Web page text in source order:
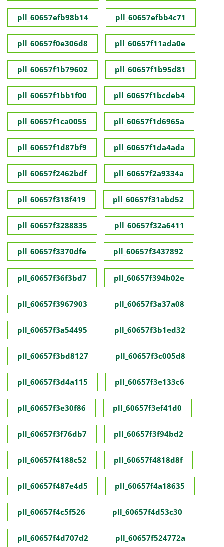
pll_60657efb98b14 pll_60657efbb4c71
pll_60657f0e306d8 pll_60657f11ada0e
pll_60657f1b79602 pll_60657f1b95d81
pll_60657f1bb1f00 pll_60657f1bcdeb4
pll_60657f1ca0055 pll_60657f1d6965a
pll_60657f1d87bf9 pll_60657f1da4ada
pll_60657f2462bdf pll_60657f2a9334a
pll_60657f318f419 pll_60657f31abd52
pll_60657f3288835 pll_60657f32a6411
pll_60657f3370dfe pll_60657f3437892
pll_60657f36f3bd7 pll_60657f394b02e
pll_60657f3967903 pll_60657f3a37a08
pll_60657f3a54495 pll_60657f3b1ed32
pll_60657f3bd8127 pll_60657f3c005d8
pll_60657f3d4a115 pll_60657f3e133c6
pll_60657f3e30f86 pll_60657f3ef41d0
pll_60657f3f76db7 pll_60657f3f94bd2
pll_60657f4188c52 pll_60657f4818d8f
pll_60657f487e4d5 pll_60657f4a18635
pll_60657f4c5f526 pll_60657f4d53c30
pll_60657f4d707d2 pll_60657f524772a